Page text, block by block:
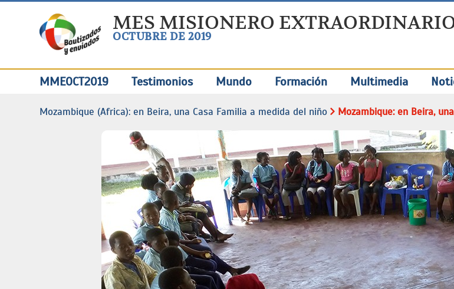
MES MISIONERO
OCTUBRE DE 2019
MMEOCT2019 Testimonios Mundo Formación Multimedia
Mozambique (Africa): en Beira, una Casa Familia a medida del niño Mozambique: en Beira,